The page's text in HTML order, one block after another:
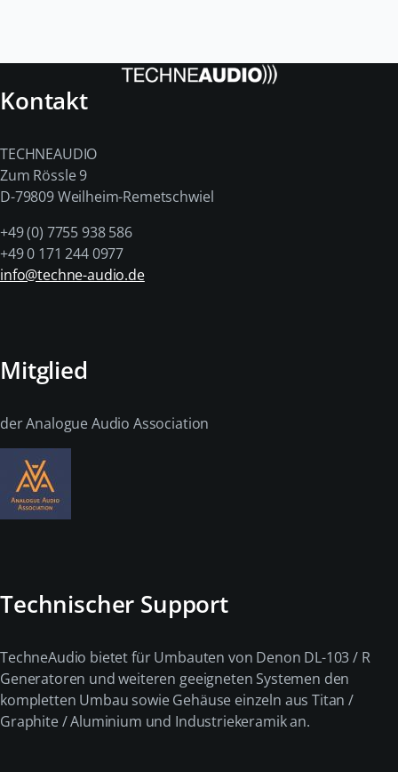
Kontakt
TECHNEAUDIO
Zum Rössle 9
D-79809 Weilheim-Remetschwiel
+49 (0) 7755 938 586
+49 0 171 244 0977
info@techne-audio.de
Mitglied
der Analogue Audio Association
Technischer Support
TechneAudio bietet für Umbauten von Denon DL-103 / R
Generatoren und weiteren geeigneten Systemen den
kompletten Umbau sowie Gehäuse einzeln aus Titan /
Graphite / Aluminium und Industriekeramik an.